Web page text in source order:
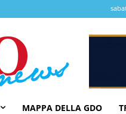
MAPPA DELLA GDO